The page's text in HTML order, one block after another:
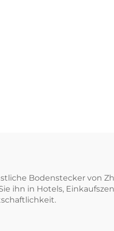
Bodenstecker von
ihn in Hotels,